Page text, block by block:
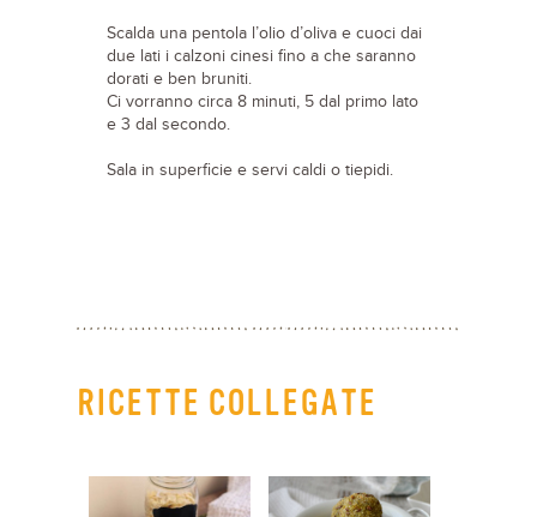
Scalda una pentola l’olio d’oliva e cuoci dai
due lati i calzoni cinesi fino a che saranno
dorati e ben bruniti.
Ci vorranno circa 8 minuti, 5 dal primo lato
e 3 dal secondo.
Sala in superficie e servi caldi o tiepidi.
RICETTE COLLEGATE